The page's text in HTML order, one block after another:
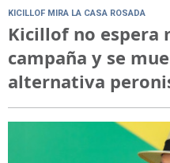
KICILLOF MIRA LA CASA ROSADA
Kicillof no espera
campaña y se
alternativa